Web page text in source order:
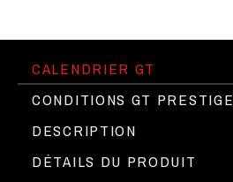
CALENDRIER GT
CONDITIONS GT PRESTIGE
DESCRIPTION
DÉTAILS DU PRODUIT